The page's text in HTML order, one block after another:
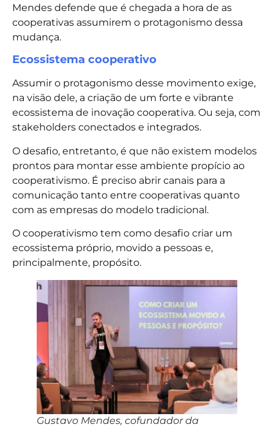
Mendes defende que é chegada a hora de as
cooperativas assumirem o protagonismo dessa
mudança.
Ecossistema cooperativo
Assumir o protagonismo desse movimento exige,
na visão dele, a criação de um forte e vibrante
ecossistema de inovação cooperativa. Ou seja, com
stakeholders conectados e integrados.
O desafio, entretanto, é que não existem modelos
prontos para montar esse ambiente propício ao
cooperativismo. É preciso abrir canais para a
comunicação tanto entre cooperativas quanto
com as empresas do modelo tradicional.
O cooperativismo tem como desafio criar um
ecossistema próprio, movido a pessoas e,
principalmente, propósito.
Gustavo Mendes, cofundador da